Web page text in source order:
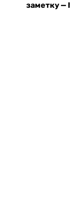
заметку —